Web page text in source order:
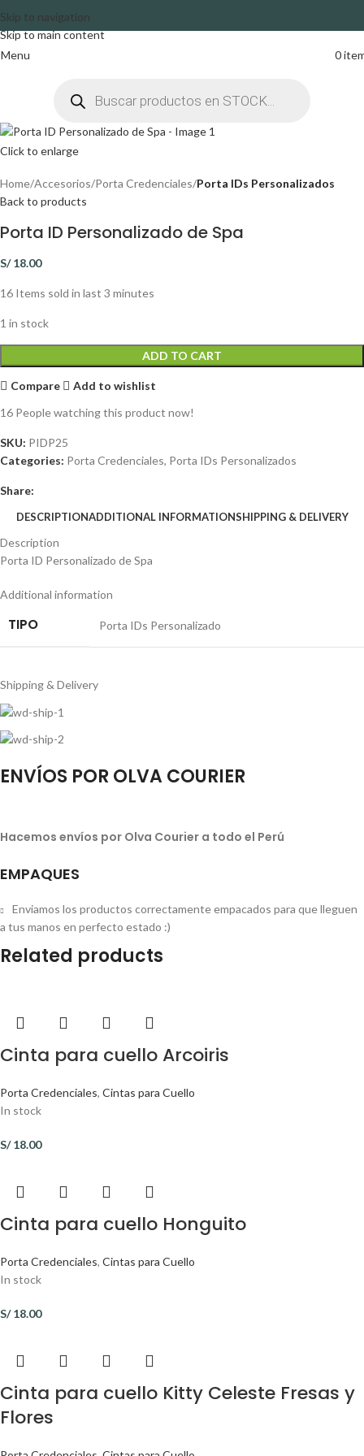
Skip to navigation
Skip to main content
Menu
0
Click to enlarge
Home Accesorios Porta Credenciales Porta IDs Personalizados
Back to products
Porta ID Personalizado de Spa
S/18.00
16 Items sold in last 3 minutes
1 in stock
ADD TO CART
Compare
Add to wishlist
16 People watching this product now!
SKU: PIDP25
Categories: Porta Credenciales, Porta IDs Personalizados
Share:
DESCRIPTIONADDITIONAL INFORMATIONSHIPPING & DELIVERY
Description
Porta ID Personalizado de Spa
Additional information
TIPO Porta IDs Personalizado
Shipping & Delivery
ENVÍOS POR OLVA COURIER
Hacemos envíos por Olva Courier a todo el Perú
EMPAQUES
Enviamos los productos correctamente empacados para que lleguen
a tus manos en perfecto estado :)
Related products
Cinta para cuello Arcoiris
Porta Credenciales, Cintas para Cuello
In stock
S/18.00
Cinta para cuello Honguito
Porta Credenciales, Cintas para Cuello
In stock
S/18.00
Cinta para cuello Kitty Celeste Fresas y
Flores